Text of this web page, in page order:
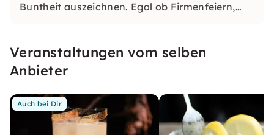
Buntheit auszeichnen. Egal ob Firmenfeiern,
erleben, welches Du so schnell nicht vergessen
wirst.
Veranstaltungen vom selben
Anbieter
Auch bei Dir